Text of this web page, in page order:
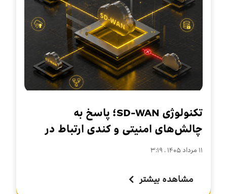
تکنولوژی SD-WAN؛ پاسخ به
چالش‌های امنیتی و کندی ارتباط در
سازمان‌های چندشعبه‌ای
۱۱ مرداد ۱۴۰۵ . ۳:۱۹
مشاهده بیشتر